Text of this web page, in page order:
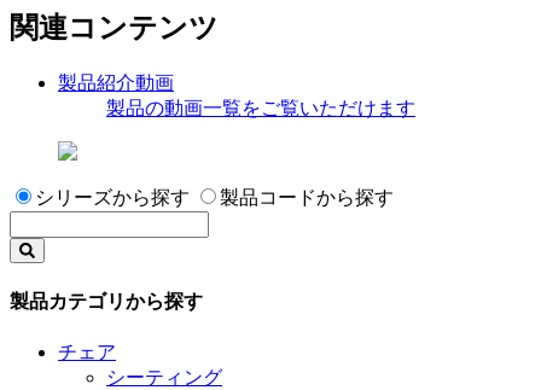
関連コンテンツ
製品紹介動画
製品の動画一覧をご覧いただけます
シリーズから探す 製品コードから探す
製品カテゴリから探す
チェア
シーティング